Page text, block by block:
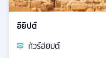
อียิปต์
ทัวร์อียิปต์